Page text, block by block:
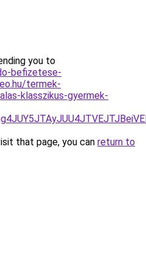
you to
befizetese-
termek-
klasszikus-gyermek-
that page, you can return to